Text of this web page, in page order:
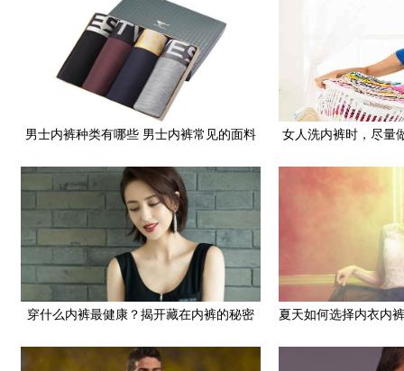
男士内裤种类有哪些 男士内裤常见的面料
女人洗内裤时，尽量
穿什么内裤最健康？揭开藏在内裤的秘密
夏天如何选择内衣内